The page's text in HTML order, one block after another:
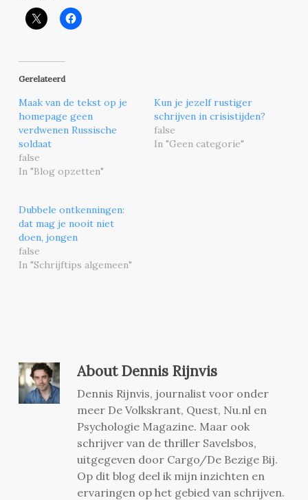
Gerelateerd
Maak van de tekst op je
homepage geen
verdwenen Russische
soldaat
false
In "Blog opzetten"
Kun je jezelf rustiger
schrijven in crisistijden?
false
In "Geen categorie"
Dubbele ontkenningen:
dat mag je nooit niet
doen, jongen
false
In "Schrijftips algemeen"
AboutDennis Rijnvis
Dennis Rijnvis, journalist voor onder
meer De Volkskrant, Quest, Nu.nl en
Psychologie Magazine. Maar ook
schrijver van de thriller Savelsbos,
uitgegeven door Cargo/De Bezige Bij.
Op dit blog deel ik mijn inzichten en
ervaringen op het gebied van schrijven.